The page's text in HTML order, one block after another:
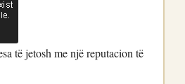
të jetosh me një reputacion të